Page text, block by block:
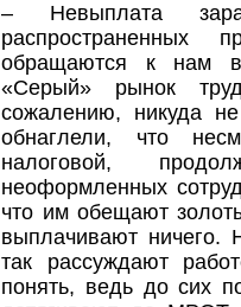
– Невыплата
распространенных
обращаются к нам
«Серый» рынок
сожалению, никуда не
обнаглели, что
налоговой,
неоформленных
что им обещают
выплачивают ничего.
так рассуждают
понять, ведь до сих